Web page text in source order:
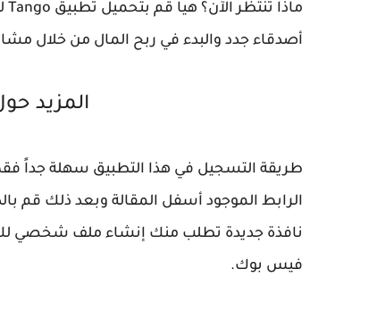
ماذا تنتظر الآن؟ هيا قم بتحميل تطبيق Tango
أصدقاء جدد والبدء في ربح المال من خلال
المزيد
طريقة التسجيل في هذا التطبيق سهلة جداً
الرابط الموجود أسفل المقالة وبعد ذلك قم
نافذة جديدة تطلب منك إنشاء ملف شخصي لك
فيس بوك.